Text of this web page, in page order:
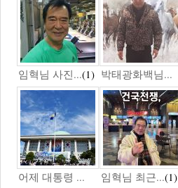
임혁님 사진...(1) 박태광화백님...
어제 대통령 ... 임혁님 최근...(1)